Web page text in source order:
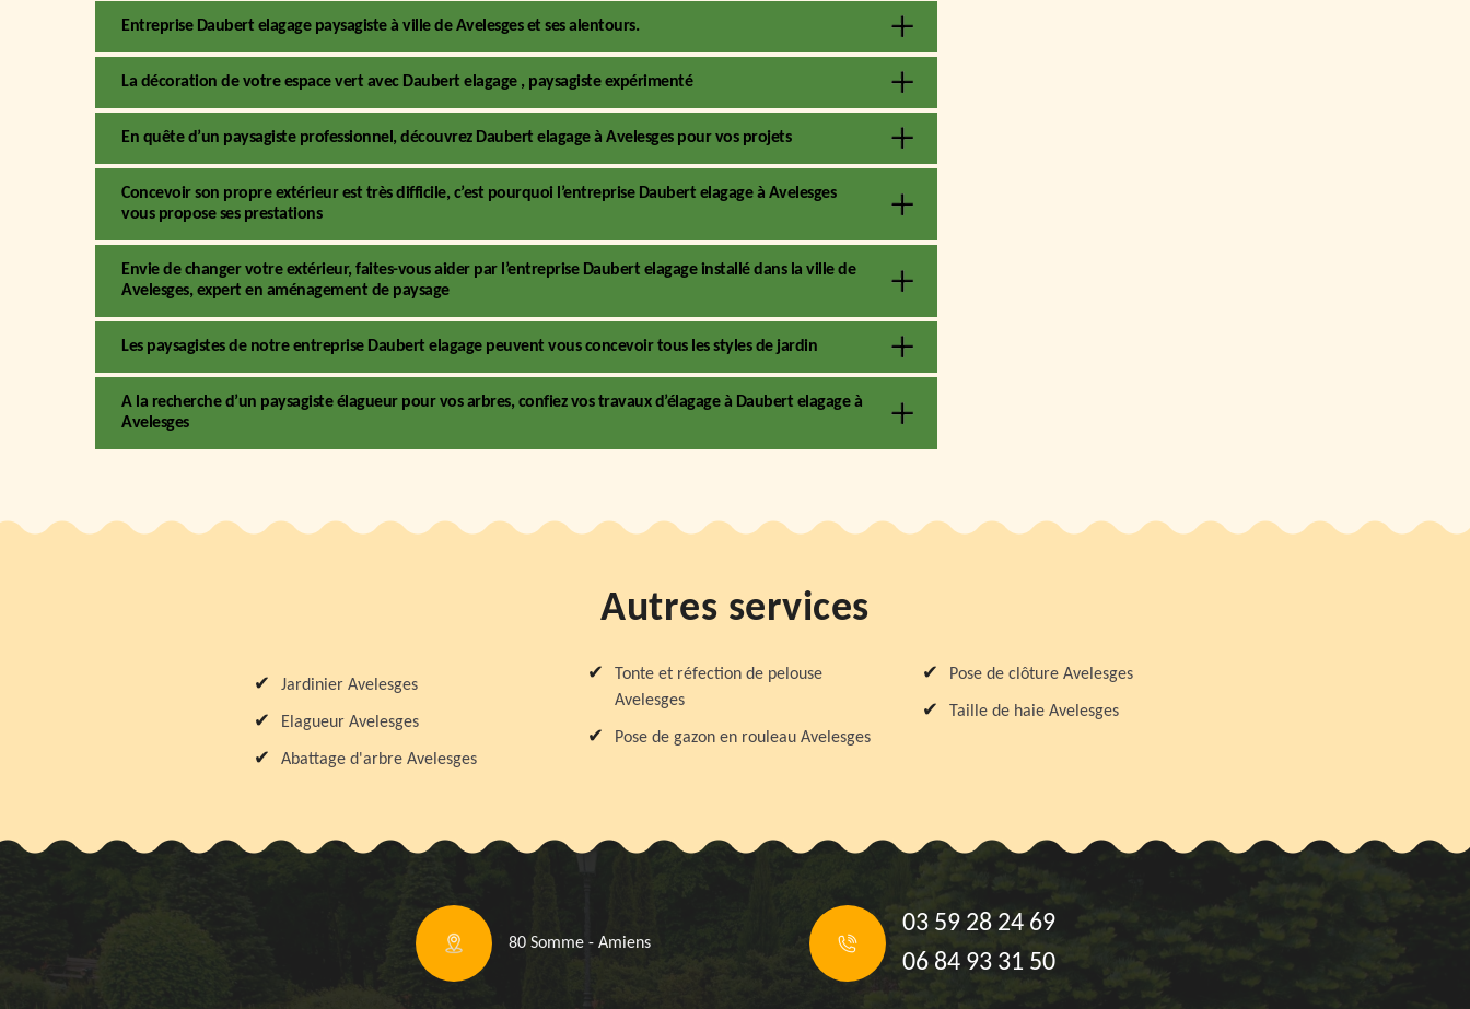
Entreprise Daubert elagage paysagiste à ville de Avelesges et ses alentours.
La décoration de votre espace vert avec Daubert elagage , paysagiste expérimenté
En quête d’un paysagiste professionnel, découvrez Daubert elagage à Avelesges pour vos projets
Concevoir son propre extérieur est très difficile, c’est pourquoi l’entreprise Daubert elagage à Avelesges
vous propose ses prestations
Envie de changer votre extérieur, faites-vous aider par l’entreprise Daubert elagage installé dans la ville de
Avelesges, expert en aménagement de paysage
Les paysagistes de notre entreprise Daubert elagage peuvent vous concevoir tous les styles de jardin
A la recherche d’un paysagiste élagueur pour vos arbres, confiez vos travaux d’élagage à Daubert elagage à
Avelesges
Autres services
Jardinier Avelesges
Elagueur Avelesges
Abattage d'arbre Avelesges
Tonte et réfection de pelouse
Avelesges
Pose de gazon en rouleau Avelesges
Pose de clôture Avelesges
Taille de haie Avelesges
80 Somme - Amiens
03 59 28 24 69
06 84 93 31 50